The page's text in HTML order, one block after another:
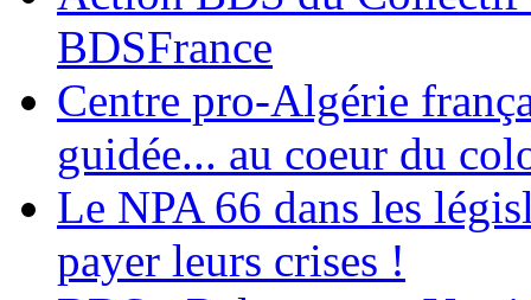
BDSFrance
Centre pro-Algérie
guidée... au coeur du
Le NPA 66 dans les
payer leurs crises !